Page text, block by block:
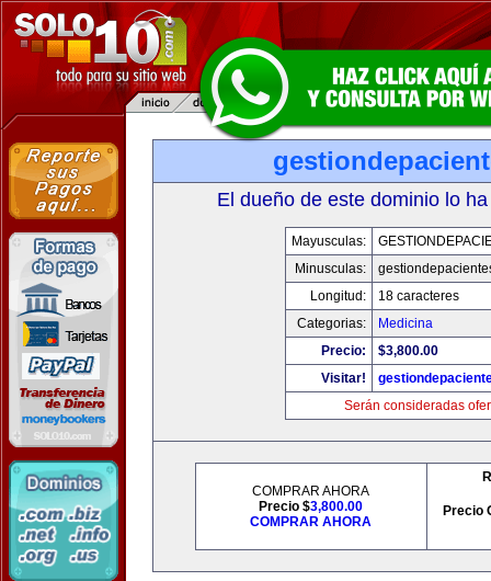
El dueño de este dominio lo
Mayusculas:
Minusculas:
Longitud:
18 caracteres
Categorias:
Medicina
Precio:
$3,800.00
Visitar!
Serán consideradas
COMPRAR AHORA
Precio $3,800.00
COMPRAR AHORA
Precio